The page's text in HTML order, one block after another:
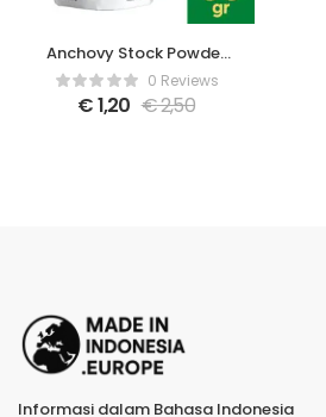
Anchovy Stock Powder
– 80gr0 Reviews
€1,20 €2,50
Informasi dalam Bahasa Indonesia